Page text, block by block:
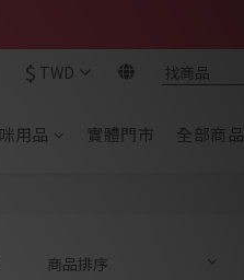
$ TWD
用品 實體門市 全部商品
商品排序